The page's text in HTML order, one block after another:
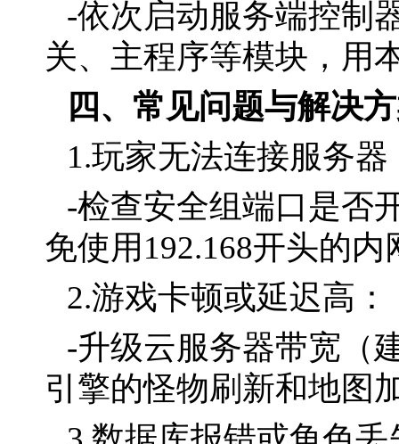
-依次启动服务端控制
关、主程序等模块，用
四、常见问题与解决
1.玩家无法连接服务器
-检查安全组端口是否
免使用192.168开头的内
2.游戏卡顿或延迟高：
-升级云服务器带宽（
引擎的怪物刷新和地图